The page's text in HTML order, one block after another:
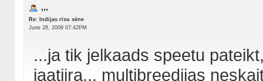
,,,
Re: Indijas rīsu sēne
June 28, 2009 07:42PM
...ja tik jelkaads speetu
jaatiira... multibreedijas